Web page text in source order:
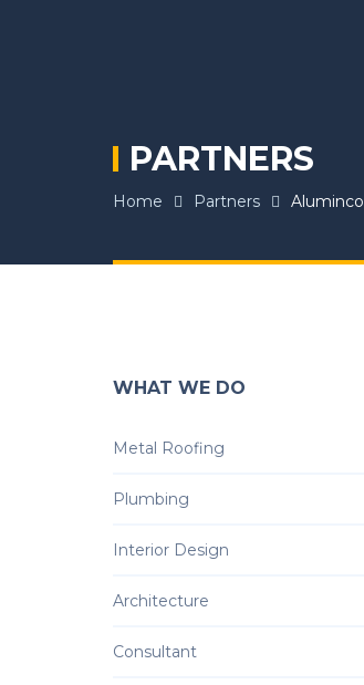
PARTNERS
Home Partners Aluminco
WHAT WE DO
Metal Roofing
Plumbing
Interior Design
Architecture
Consultant